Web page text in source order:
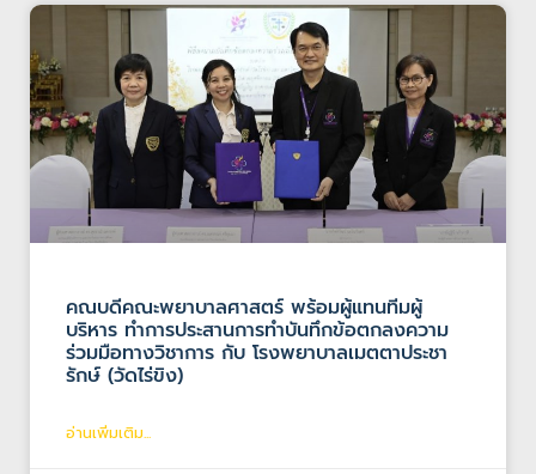
คณบดีคณะพยาบาลศาสตร์ พร้อมผู้แทนทีมผู้
บริหาร ทำการประสานการทำบันทึกข้อตกลงความ
ร่วมมือทางวิชาการ กับ โรงพยาบาลเมตตาประชา
รักษ์ (วัดไร่ขิง)
อ่านเพิ่มเติม...